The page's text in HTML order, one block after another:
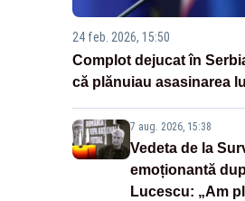
24 feb. 2026, 15:50
Complot dejucat în
că plănuiau asasinarea
7 aug. 2026, 15:38
Vedeta de la
emoționantă
Lucescu: „Am